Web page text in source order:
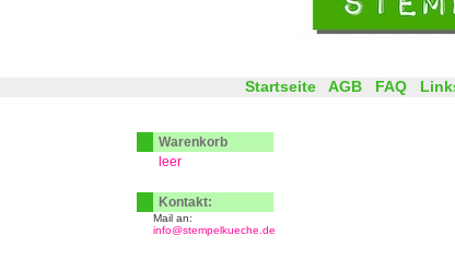
Startseite AGB FAQ
Warenkorb
leer
Kontakt:
Mail an:
info@stempelkueche.de